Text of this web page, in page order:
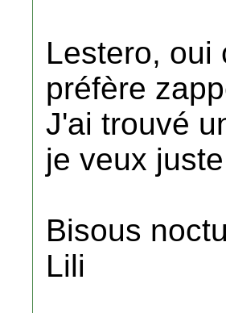
Lestero, oui
préfère
J'ai trouvé
je veux
Bisous
Lili